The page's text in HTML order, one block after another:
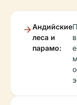
Андийские
леса и
парамо: